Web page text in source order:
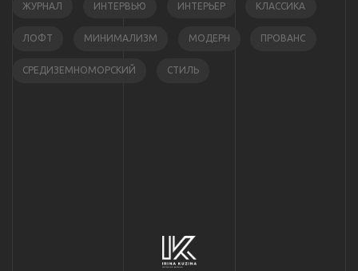
ЖУРНАЛ ИНТЕРВЬЮ ИНТЕРЬЕР КЛАССИКА
ЛОФТ МИНИМАЛИЗМ МОДЕРН ПРОВАНС
СРЕДИЗЕМНОМОРСКИЙ СТИЛЬ